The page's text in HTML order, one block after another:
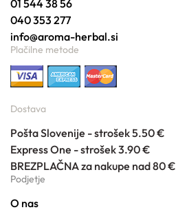
01 544 38 56
040 353 277
info@aroma-herbal.si
Plačilne metode
Dostava
Pošta Slovenije - strošek 5.50 €
Express One - strošek 3.90 €
BREZPLAČNA za nakupe nad 80 €
Podjetje
O nas